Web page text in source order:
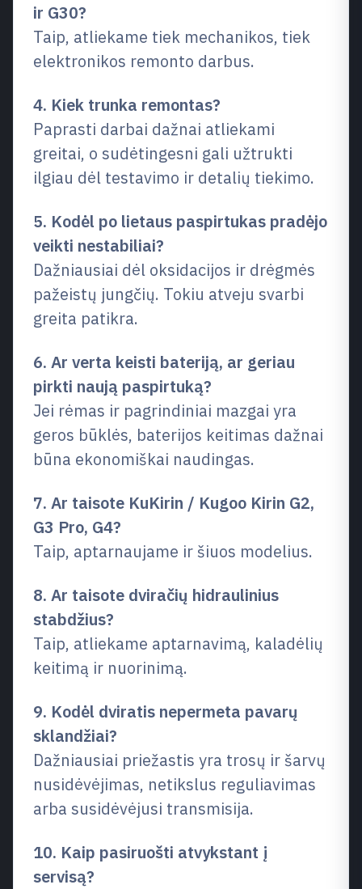
ir G30?
Taip, atliekame tiek mechanikos, tiek
elektronikos remonto darbus.
4. Kiek trunka remontas?
Paprasti darbai dažnai atliekami
greitai, o sudėtingesni gali užtrukti
ilgiau dėl testavimo ir detalių tiekimo.
5. Kodėl po lietaus paspirtukas pradėjo
veikti nestabiliai?
Dažniausiai dėl oksidacijos ir drėgmės
pažeistų jungčių. Tokiu atveju svarbi
greita patikra.
6. Ar verta keisti bateriją, ar geriau
pirkti naują paspirtuką?
Jei rėmas ir pagrindiniai mazgai yra
geros būklės, baterijos keitimas dažnai
būna ekonomiškai naudingas.
7. Ar taisote KuKirin / Kugoo Kirin G2,
G3 Pro, G4?
Taip, aptarnaujame ir šiuos modelius.
8. Ar taisote dviračių hidraulinius
stabdžius?
Taip, atliekame aptarnavimą, kaladėlių
keitimą ir nuorinimą.
9. Kodėl dviratis nepermeta pavarų
sklandžiai?
Dažniausiai priežastis yra trosų ir šarvų
nusidėvėjimas, netikslus reguliavimas
arba susidėvėjusi transmisija.
10. Kaip pasiruošti atvykstant į
servisą?